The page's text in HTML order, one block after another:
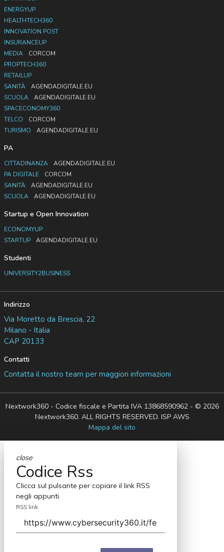
ENERGYUP
HEALTHTECH360
INNOVATION POST
INSURANCEUP
MEDIA
CORCOM
PROPTECH360
RETAILUP
SANITÀ
AGENDADIGITALE.EU
SCUOLA
AGENDADIGITALE.EU
SPACECONOMY360
TELCO
CORCOM
TURISMO
AGENDADIGITALE.EU
PA
CITTADINANZA
AGENDADIGITALE.EU
PA DIGITALE
CORCOM
SANITÀ
AGENDADIGITALE.EU
SCUOLA
AGENDADIGITALE.EU
Startup e Open Innovation
ECONOMYUP
STARTUP
AGENDADIGITALE.EU
Studenti
UNIVERSITY2BUSINESS
Indirizzo
Via Moretto da Brescia, 22
Milano - Italia
CAP 20133
Contatti
Contatta il nostro team per maggiori informazioni
Nextwork360 - Codice fiscale e Partita IVA 13868590962 - © 2026
Nextwork360. ALL RIGHTS RESERVED. ISP AWS
Mappa del sito
close
Codice Rss
Clicca sul pulsante per copiare il link RSS
negli appunti.
RSS link